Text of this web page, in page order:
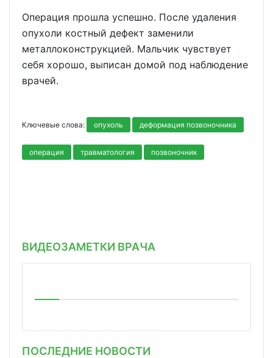
Операция прошла успешно. После удаления
опухоли костный дефект заменили
металлоконструкцией. Мальчик чувствует
себя хорошо, выписан домой под наблюдение
врачей.
Ключевые слова: опухоль деформация позвоночника
операция травматология позвоночник
ВИДЕОЗАМЕТКИ ВРАЧА
ПОСЛЕДНИЕ НОВОСТИ